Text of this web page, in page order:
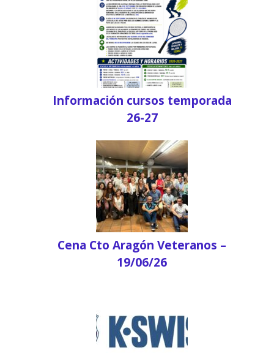
Información cursos temporada
26-27
Cena Cto Aragón Veteranos –
19/06/26